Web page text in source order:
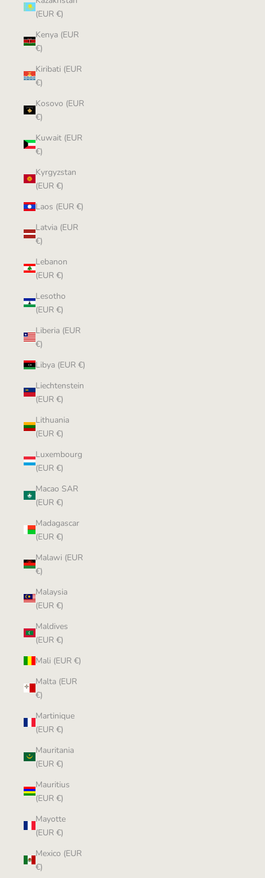
(EUR €)
Kenya (EUR
€)
Kiribati (EUR
€)
Kosovo (EUR
€)
Kuwait (EUR
€)
Kyrgyzstan
(EUR €)
Laos (EUR €)
Latvia (EUR
€)
Lebanon
(EUR €)
Lesotho
(EUR €)
Liberia (EUR
€)
Libya (EUR €)
Liechtenstein
(EUR €)
Lithuania
(EUR €)
Luxembourg
(EUR €)
Macao SAR
(EUR €)
Madagascar
(EUR €)
Malawi (EUR
€)
Malaysia
(EUR €)
Maldives
(EUR €)
Mali (EUR €)
Malta (EUR
€)
Martinique
(EUR €)
Mauritania
(EUR €)
Mauritius
(EUR €)
Mayotte
(EUR €)
Mexico (EUR
€)